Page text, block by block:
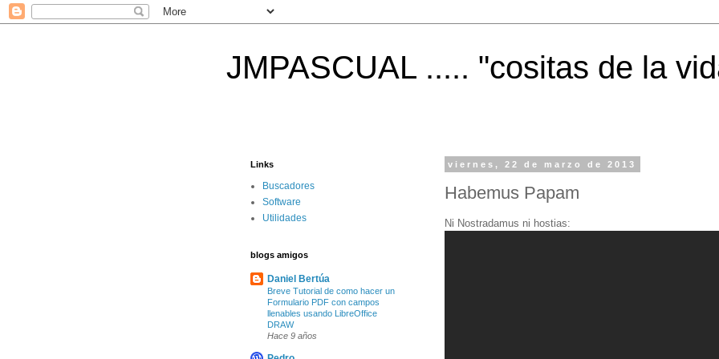
JMPASCUAL ..... "cositas de la
viernes, 22 de marzo de 2013
Habemus Papam
Ni Nostradamus ni hostias:
Links
Buscadores
Software
Utilidades
blogs amigos
Daniel Bertúa
Breve Tutorial de como hacer un
Formulario PDF con campos
llenables usando LibreOffice
DRAW
Hace 9 años